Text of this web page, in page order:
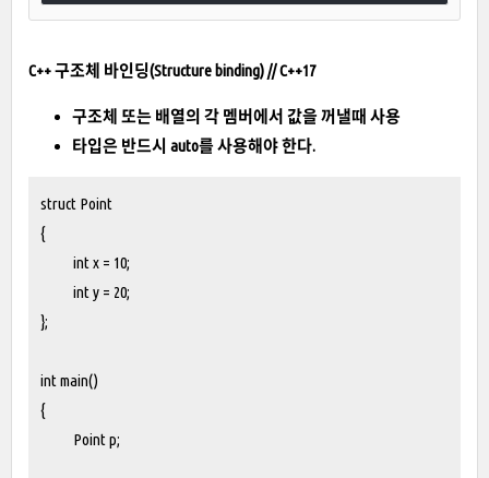
C++ 구조체 바인딩(Structure binding) // C++17
구조체 또는 배열의 각 멤버에서 값을 꺼낼때 사용
타입은 반드시 auto를 사용해야 한다.
struct Point
{
int x = 10;
int y = 20;
};
int main()
{
Point p;